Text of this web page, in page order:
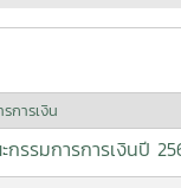
การเงิน
รรมการการเงินปี